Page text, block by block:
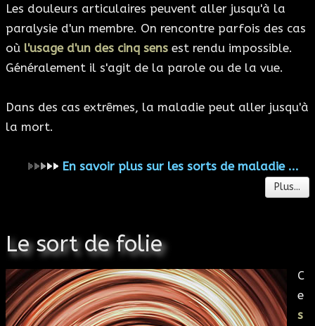
Les douleurs articulaires peuvent aller jusqu'à la
paralysie d'un membre. On rencontre parfois des cas
où l'usage d'un des cinq sens est rendu impossible.
Généralement il s'agit de la parole ou de la vue.
Dans des cas extrêmes, la maladie peut aller jusqu'à
la mort.
En savoir plus sur les sorts de maladie ...
Plus...
Le sort de folie
C
e
s